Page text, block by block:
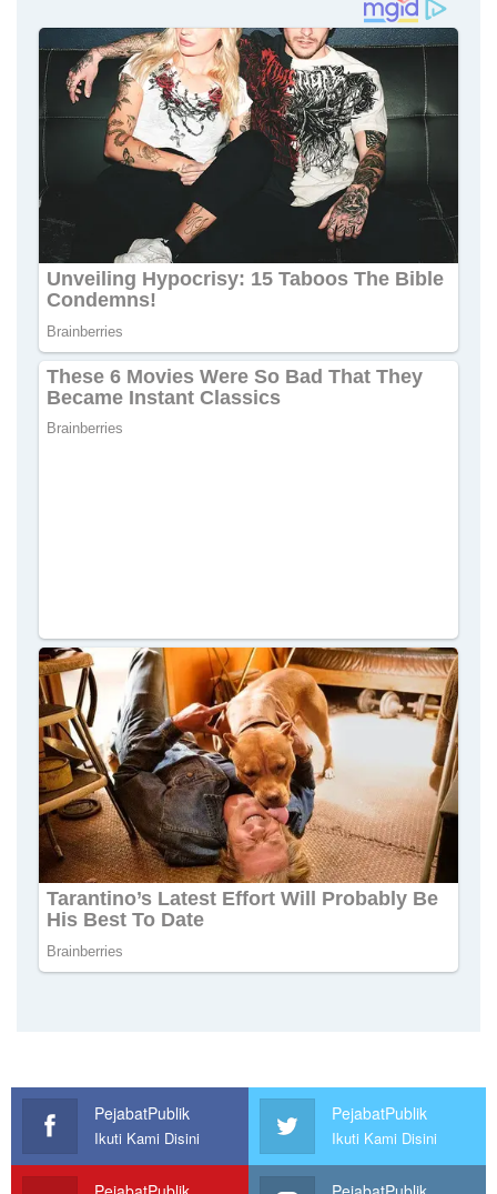
PejabatPublik
Ikuti Kami Disini
PejabatPublik
Ikuti Kami Disini